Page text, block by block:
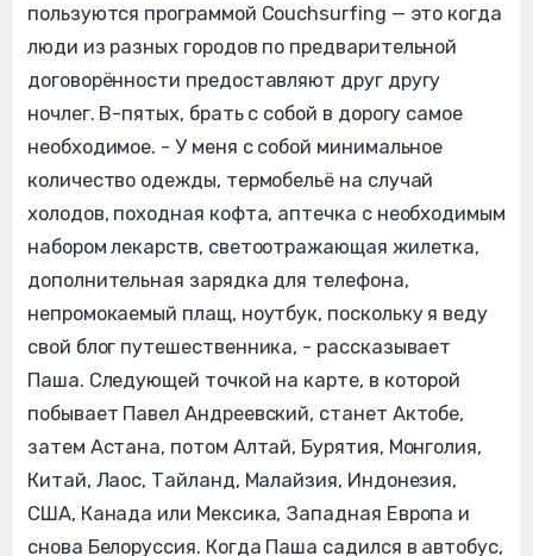
пользуются программой Couchsurfing — это когда
люди из разных городов по предварительной
договорённости предоставляют друг другу
ночлег. В-пятых, брать с собой в дорогу самое
необходимое. - У меня с собой минимальное
количество одежды, термобельё на случай
холодов, походная кофта, аптечка с необходимым
набором лекарств, светоотражающая жилетка,
дополнительная зарядка для телефона,
непромокаемый плащ, ноутбук, поскольку я веду
свой блог путешественника, - рассказывает
Паша. Следующей точкой на карте, в которой
побывает Павел Андреевский, станет Актобе,
затем Астана, потом Алтай, Бурятия, Монголия,
Китай, Лаос, Тайланд, Малайзия, Индонезия,
США, Канада или Мексика, Западная Европа и
снова Белоруссия. Когда Паша садился в автобус,